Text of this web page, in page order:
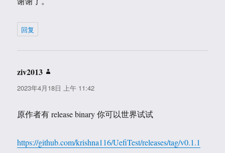
回复
ziv2013
道：
2023年4月18日 上午 11:42
原作者有 release binary 你可以世界试试
https://github.com/krishna116/UefiTest/releases/tag/v0.1.1